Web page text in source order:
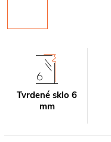
Tvrdené sklo 6
mm